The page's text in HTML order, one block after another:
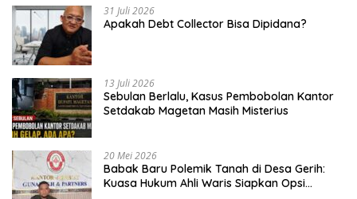
31 Juli 2026
Apakah Debt Collector Bisa Dipidana?
13 Juli 2026
Sebulan Berlalu, Kasus Pembobolan Kantor
Setdakab Magetan Masih Misterius
20 Mei 2026
Babak Baru Polemik Tanah di Desa Gerih:
Kuasa Hukum Ahli Waris Siapkan Opsi